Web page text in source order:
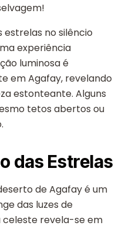
estrelas no silêncio
experiência
luminosa é
em Agafay, revelando
estonteante. Alguns
tetos abertos ou
das Estrelas
de Agafay é um
das luzes de
celeste revela-se em